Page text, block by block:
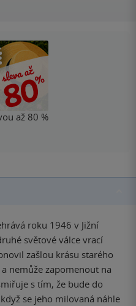
až 80 %
roku 1946 v Jižní
světové válce vrací
zašlou krásu starého
nemůže zapomenout na
s tím, že bude do
se jeho milovaná náhle